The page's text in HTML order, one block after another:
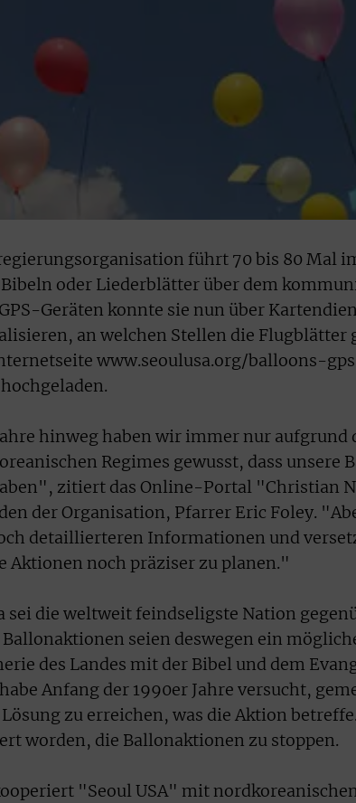
führt 70 bis 80 Mal
Bibeln oder Liederblätter über dem
Geräten konnte sie nun über
an welchen Stellen die Flugblätter
www.seoulusa.org/balloons-
hinweg haben wir immer nur aufgrund
Regimes gewusst, dass unsere
zitiert das Online-Portal "Christian
der Organisation, Pfarrer Eric Foley.
detaillierteren Informationen und
Aktionen noch präziser zu planen."
sei die weltweit feindseligste Nation
Ballonaktionen seien deswegen ein
des Landes mit der Bibel und dem
Anfang der 1990er Jahre versucht,
zu erreichen, was die Aktion
worden, die Ballonaktionen zu stoppen.
"Seoul USA" mit